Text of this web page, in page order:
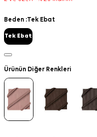
Beden :Tek Ebat
Tek Ebat
Ürünün Diğer Renkleri